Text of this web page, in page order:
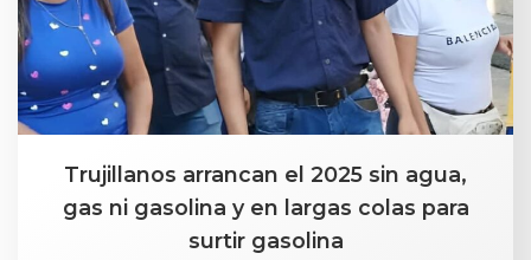
Trujillanos arrancan el 2025 sin agua,
gas ni gasolina y en largas colas para
surtir gasolina